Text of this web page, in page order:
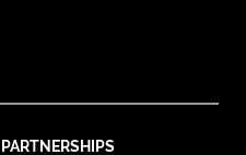
PARTNERSHIPS